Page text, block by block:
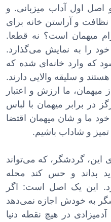
اصل اول آداب میزبانی. و
و آراستن خانه برای
میهمان است؟ نه قطعا.
را به نمایش می‌گذارد.
که وارد خانه‌ای شده که
و سلیقه والایی دارند.
میهمان، ما ارزش و اعتبار
در برابر میهمان با لباس
ما و شان میهمان اقتضا
و شاداب باشیم.
این، گردشگر، که می‌تواند
بداند و حس کند محله
این یک اصل است: اگر
به خودش اجازه نمی‌دهد
در هیچ نقطه دنیا